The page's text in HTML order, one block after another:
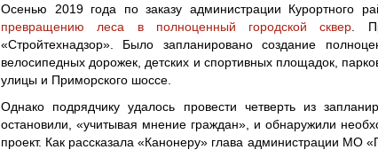
Осенью 2019 года по заказу администрации Курортного
превращению леса в полноценный городской сквер .
«Стройтехнадзор». Было запланировано создание
велосипедных дорожек, детских и спортивных площадок,
улицы и Приморского шоссе.
Однако подрядчику удалось провести четверть из
остановили, «учитывая мнение граждан», и обнаружили
проект. Как рассказала «Канонеру» глава администрации МО